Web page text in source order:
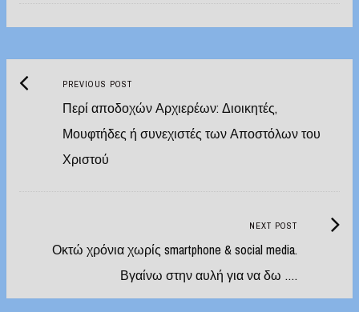
Post
navigation
PREVIOUS POSTPrevious
post:
Περί αποδοχών Αρχιερέων: Διοικητές,
Μουφτήδες ή συνεχιστές των Αποστόλων του
Χριστού
NEXT POST
Οκτώ χρόνια χωρίς smartphone & social media.
Βγαίνω στην αυλή για να δω ….
Next